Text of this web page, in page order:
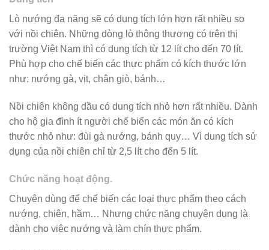
Lò nướng đa năng sẽ có dung tích lớn hơn rất nhiều so
với nồi chiên. Những dòng lò thông thương có trên thị
trường Việt Nam thì có dung tích từ 12 lít cho đến 70 lít.
Phù hợp cho chế biến các thực phẩm có kích thước lớn
như: nướng gà, vịt, chân giò, bánh…
Nồi chiên không dầu có dung tích nhỏ hơn rất nhiều. Dành
cho hộ gia đình ít người chế biến các món ăn có kích
thước nhỏ như: đùi gà nướng, bánh quy… Vì dung tích sử
dụng của nồi chiên chỉ từ 2,5 lít cho đến 5 lít.
Chức năng hoạt động.
Chuyên dùng để chế biến các loại thực phẩm theo cách
nướng, chiên, hầm… Nhưng chức năng chuyên dụng là
dành cho việc nướng và làm chín thực phẩm.